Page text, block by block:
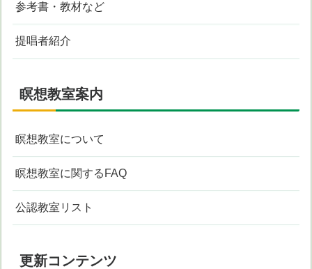
参考書・教材など
提唱者紹介
瞑想教室案内
瞑想教室について
瞑想教室に関するFAQ
公認教室リスト
更新コンテンツ